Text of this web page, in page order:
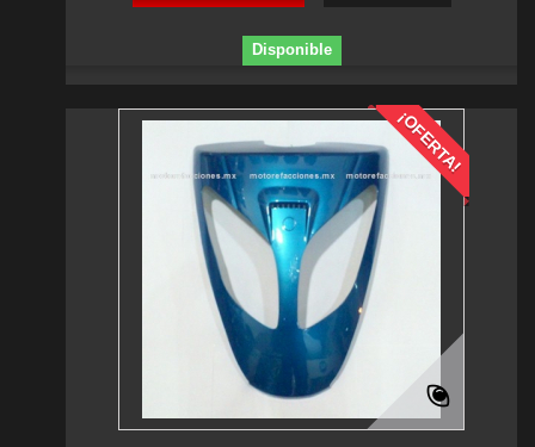
Disponible
¡OFERTA!